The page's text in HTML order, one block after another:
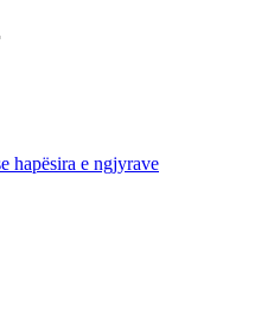
hapësira e ngjyrave